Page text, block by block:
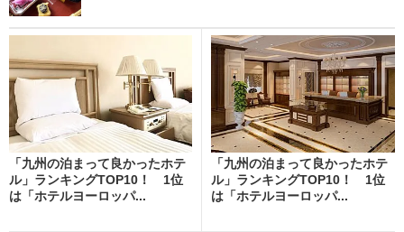
「九州の泊まって良かったホテ
ル」ランキングTOP10！ 1位
は「ホテルヨーロッパ...
「九州の泊まって良かったホテ
ル」ランキングTOP10！ 1位
は「ホテルヨーロッパ...